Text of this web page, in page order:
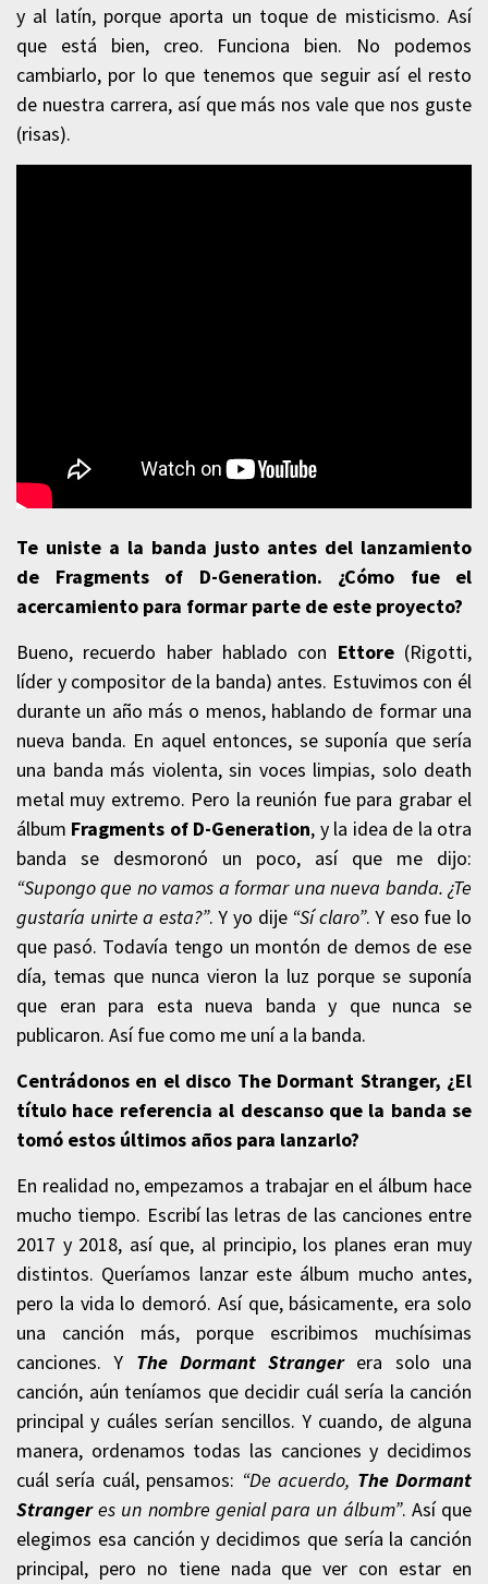
y al latín, porque aporta un toque de misticismo. Así
que está bien, creo. Funciona bien. No podemos
cambiarlo, por lo que tenemos que seguir así el resto
de nuestra carrera, así que más nos vale que nos guste
(risas).
Te uniste a la banda justo antes del lanzamiento
de Fragments of D-Generation. ¿Cómo fue el
acercamiento para formar parte de este proyecto?
Bueno, recuerdo haber hablado con Ettore (Rigotti,
líder y compositor de la banda) antes. Estuvimos con él
durante un año más o menos, hablando de formar una
nueva banda. En aquel entonces, se suponía que sería
una banda más violenta, sin voces limpias, solo death
metal muy extremo. Pero la reunión fue para grabar el
álbum Fragments of D-Generation, y la idea de la otra
banda se desmoronó un poco, así que me dijo:
“Supongo que no vamos a formar una nueva banda. ¿Te
gustaría unirte a esta?”. Y yo dije “Sí claro”. Y eso fue lo
que pasó. Todavía tengo un montón de demos de ese
día, temas que nunca vieron la luz porque se suponía
que eran para esta nueva banda y que nunca se
publicaron. Así fue como me uní a la banda.
Centrádonos en el disco The Dormant Stranger, ¿El
título hace referencia al descanso que la banda se
tomó estos últimos años para lanzarlo?
En realidad no, empezamos a trabajar en el álbum hace
mucho tiempo. Escribí las letras de las canciones entre
2017 y 2018, así que, al principio, los planes eran muy
distintos. Queríamos lanzar este álbum mucho antes,
pero la vida lo demoró. Así que, básicamente, era solo
una canción más, porque escribimos muchísimas
canciones. Y The Dormant Strangerera solo una
canción, aún teníamos que decidir cuál sería la canción
principal y cuáles serían sencillos. Y cuando, de alguna
manera, ordenamos todas las canciones y decidimos
cuál sería cuál, pensamos: “De acuerdo, The Dormant
Strangeres un nombre genial para un álbum”. Así que
elegimos esa canción y decidimos que sería la canción
principal, pero no tiene nada que ver con estar en